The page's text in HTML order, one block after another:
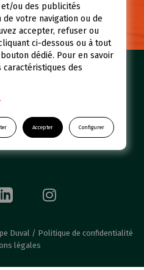
Réserver un green fee
UGOLF Academy
Actualités
Duval / Politique de confidentialité
légales
ou des publicités
votre navigation ou de
accepter, refuser ou
ci-dessous ou à tout
dédié. Pour en savoir
des
Accepter Configurer